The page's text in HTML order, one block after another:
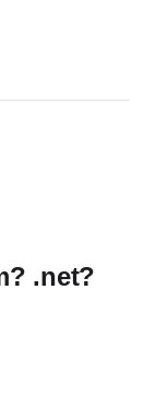
.net?